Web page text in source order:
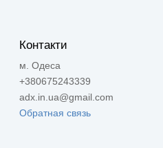
Контакти
м. Одеса
+380675243339
adx.in.ua@gmail.com
Обратная связь